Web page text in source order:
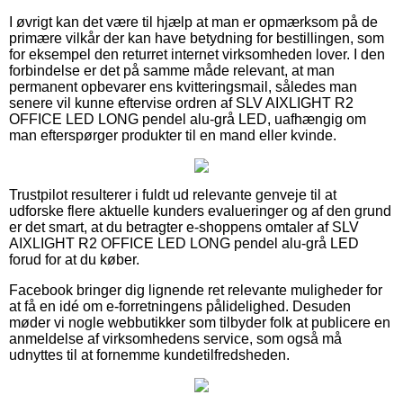
I øvrigt kan det være til hjælp at man er opmærksom på de
primære vilkår der kan have betydning for bestillingen, som
for eksempel den returret internet virksomheden lover. I den
forbindelse er det på samme måde relevant, at man
permanent opbevarer ens kvitteringsmail, således man
senere vil kunne eftervise ordren af SLV AIXLIGHT R2
OFFICE LED LONG pendel alu-grå LED, uafhængig om
man efterspørger produkter til en mand eller kvinde.
Trustpilot resulterer i fuldt ud relevante genveje til at
udforske flere aktuelle kunders evalueringer og af den grund
er det smart, at du betragter e-shoppens omtaler af SLV
AIXLIGHT R2 OFFICE LED LONG pendel alu-grå LED
forud for at du køber.
Facebook bringer dig lignende ret relevante muligheder for
at få en idé om e-forretningens pålidelighed. Desuden
møder vi nogle webbutikker som tilbyder folk at publicere en
anmeldelse af virksomhedens service, som også må
udnyttes til at fornemme kundetilfredsheden.